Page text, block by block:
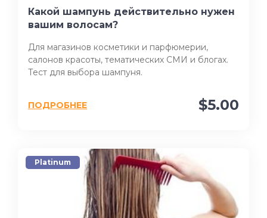
Какой шампунь действительно нужен
вашим волосам?
Для магазинов косметики и парфюмерии,
салонов красоты, тематических СМИ и блогах.
Тест для выбора шампуня.
$5.00
ПОДРОБНЕЕ
Platinum